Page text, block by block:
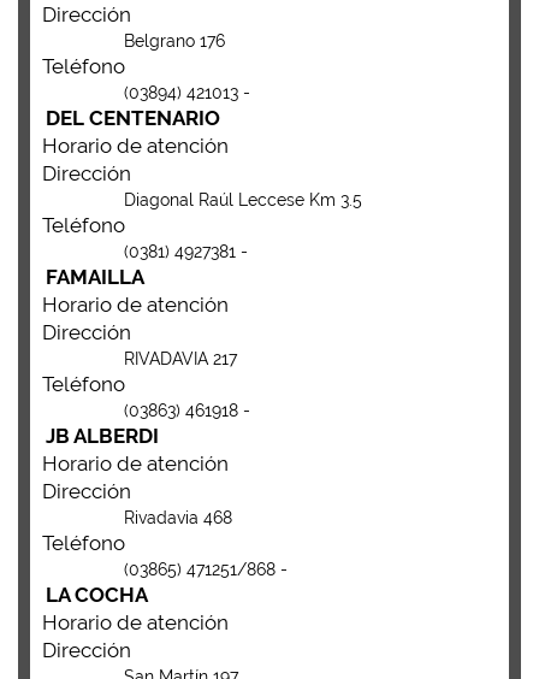
Dirección
Belgrano 176
Teléfono
(03894) 421013 -
DEL CENTENARIO
Horario de atención
Dirección
Diagonal Raúl Leccese Km 3.5
Teléfono
(0381) 4927381 -
FAMAILLA
Horario de atención
Dirección
RIVADAVIA 217
Teléfono
(03863) 461918 -
JB ALBERDI
Horario de atención
Dirección
Rivadavia 468
Teléfono
(03865) 471251/868 -
LA COCHA
Horario de atención
Dirección